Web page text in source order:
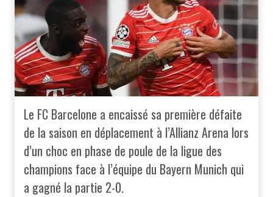
Le FC Barcelone a encaissé sa première défaite
de la saison en déplacement à l’Allianz Arena lors
d’un choc en phase de poule de la ligue des
champions face à l’équipe du Bayern Munich qui
a gagné la partie 2-0.